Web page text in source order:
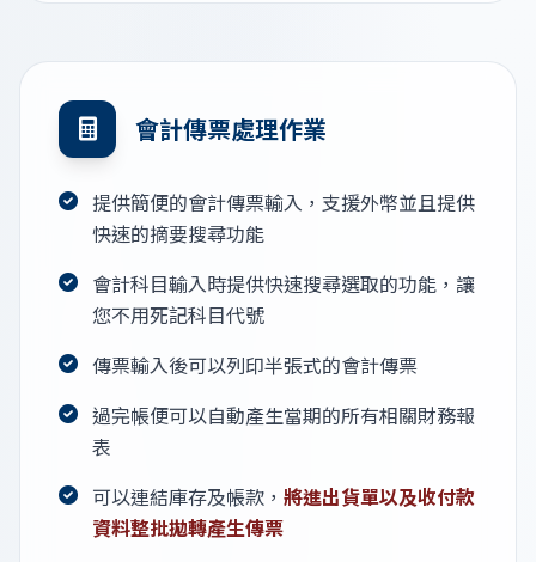
會計傳票處理作業
提供簡便的會計傳票輸入，支援外幣並且提供
快速的摘要搜尋功能
會計科目輸入時提供快速搜尋選取的功能，讓
您不用死記科目代號
傳票輸入後可以列印半張式的會計傳票
過完帳便可以自動產生當期的所有相關財務報
表
可以連結庫存及帳款， 將進出貨單以及收付款
資料整批拋轉產生傳票